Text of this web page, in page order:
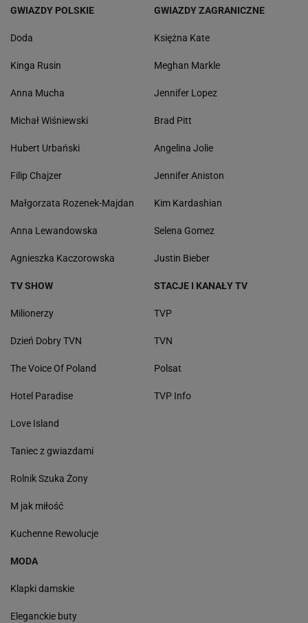
GWIAZDY POLSKIE
Doda
Kinga Rusin
Anna Mucha
Michał Wiśniewski
Hubert Urbański
Filip Chajzer
Małgorzata Rozenek-Majdan
Anna Lewandowska
Agnieszka Kaczorowska
GWIAZDY ZAGRANICZNE
Księżna Kate
Meghan Markle
Jennifer Lopez
Brad Pitt
Angelina Jolie
Jennifer Aniston
Kim Kardashian
Selena Gomez
Justin Bieber
TV SHOW
Milionerzy
Dzień Dobry TVN
The Voice Of Poland
Hotel Paradise
Love Island
Taniec z gwiazdami
Rolnik Szuka Żony
M jak miłość
Kuchenne Rewolucje
STACJE I KANAŁY TV
TVP
TVN
Polsat
TVP Info
MODA
Klapki damskie
Eleganckie buty